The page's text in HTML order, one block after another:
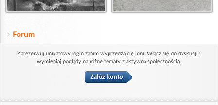
Forum
Zarezerwuj unikatowy login zanim wyprzedzą cię inni! Włącz się do dyskusji i
wymieniaj poglądy na różne tematy z aktywną społecznością.